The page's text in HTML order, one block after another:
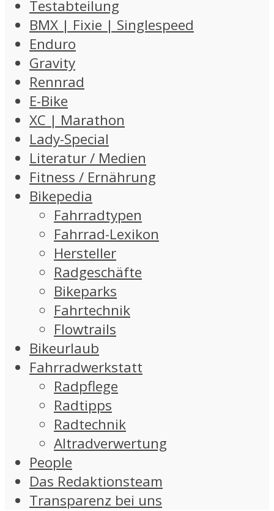
Testabteilung
BMX | Fixie | Singlespeed
Enduro
Gravity
Rennrad
E-Bike
XC | Marathon
Lady-Special
Literatur / Medien
Fitness / Ernährung
Bikepedia
Fahrradtypen
Fahrrad-Lexikon
Hersteller
Radgeschäfte
Bikeparks
Fahrtechnik
Flowtrails
Bikeurlaub
Fahrradwerkstatt
Radpflege
Radtipps
Radtechnik
Altradverwertung
People
Das Redaktionsteam
Transparenz bei uns